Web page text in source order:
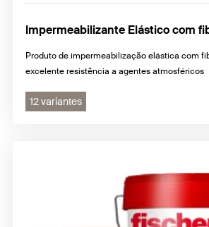
Impermeabilizante Elástico com
Produto de impermeabilização elástica com
excelente resistência a agentes atmosféricos
12 variantes